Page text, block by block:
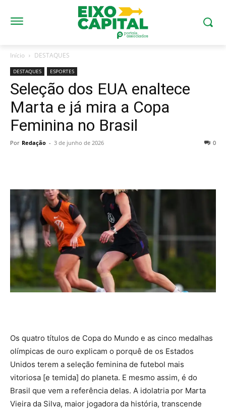
Início DESTAQUES
DESTAQUES ESPORTES
Seleção dos EUA enaltece
Marta e já mira a Copa
Feminina no Brasil
Por Redação - 3 de junho de 2026 0
Os quatro títulos de Copa do Mundo e as cinco medalhas
olímpicas de ouro explicam o porquê de os Estados
Unidos terem a seleção feminina de futebol mais
vitoriosa [e temida] do planeta. E mesmo assim, é do
Brasil que vem a referência delas. A idolatria por Marta
Vieira da Silva, maior jogadora da história, transcende